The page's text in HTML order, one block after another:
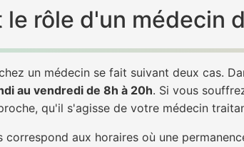
le rôle d'un médecin
un médecin se fait suivant deux cas.
au vendredi de 8h à 20h. Si vous
qu'il s'agisse de votre médecin
correspond aux horaires où une